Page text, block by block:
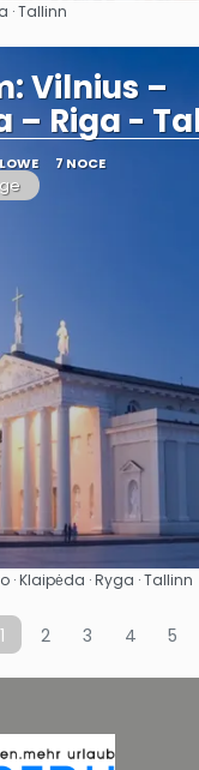
Zobacz
· Tallinn
Vilnius –
– Riga -
7 NOCE
Zobacz
· Klaipėda · Ryga · Tallinn
1 2 3 4 5